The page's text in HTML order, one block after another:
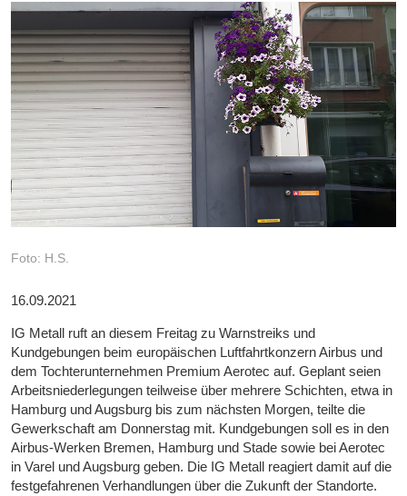
Foto: H.S.
16.09.2021
IG Metall ruft an diesem Freitag zu Warnstreiks und
Kundgebungen beim europäischen Luftfahrtkonzern Airbus und
dem Tochterunternehmen Premium Aerotec auf. Geplant seien
Arbeitsniederlegungen teilweise über mehrere Schichten, etwa in
Hamburg und Augsburg bis zum nächsten Morgen, teilte die
Gewerkschaft am Donnerstag mit. Kundgebungen soll es in den
Airbus-Werken Bremen, Hamburg und Stade sowie bei Aerotec
in Varel und Augsburg geben. Die IG Metall reagiert damit auf die
festgefahrenen Verhandlungen über die Zukunft der Standorte.